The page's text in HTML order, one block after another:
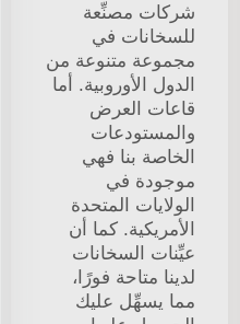
شركات مصنِّعة
للسخانات في
مجموعة متنوعة من
الدول الأوروبية. أما
قاعات العرض
والمستودعات
الخاصة بنا فهي
موجودة في
الولايات المتحدة
الأمريكية. كما أن
عيِّنات السخانات
لدينا متاحة فورًا،
مما يسهِّل عليك